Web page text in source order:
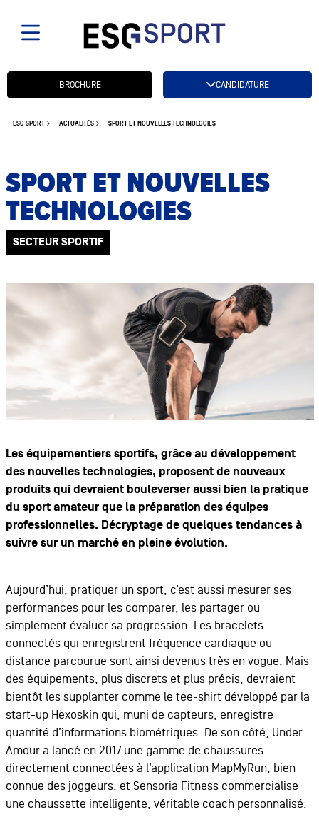
ESG SPORT ACTUALITÉS SPORT ET NOUVELLES TECHNOLOGIES
SPORT ET NOUVELLES
TECHNOLOGIES
SECTEUR SPORTIF
Les équipementiers sportifs, grâce au développement
des nouvelles technologies, proposent de nouveaux
produits qui devraient bouleverser aussi bien la pratique
du sport amateur que la préparation des équipes
professionnelles. Décryptage de quelques tendances à
suivre sur un marché en pleine évolution.
Aujourd’hui, pratiquer un sport, c’est aussi mesurer ses
performances pour les comparer, les partager ou
simplement évaluer sa progression. Les bracelets
connectés qui enregistrent fréquence cardiaque ou
distance parcourue sont ainsi devenus très en vogue. Mais
des équipements, plus discrets et plus précis, devraient
bientôt les supplanter comme le tee-shirt développé par la
start-up Hexoskin qui, muni de capteurs, enregistre
quantité d’informations biométriques. De son côté, Under
Amour a lancé en 2017 une gamme de chaussures
directement connectées à l’application MapMyRun, bien
connue des joggeurs, et Sensoria Fitness commercialise
une chaussette intelligente, véritable coach personnalisé.
CANDIDATURE
Candidatez btnBROCHURE